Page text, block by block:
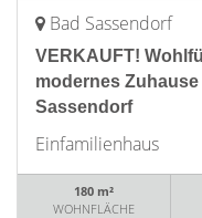
Bad Sassendorf
VERKAUFT!
modernes
Sassendorf
Einfamilienhaus
180 m²
WOHNFLÄCHE